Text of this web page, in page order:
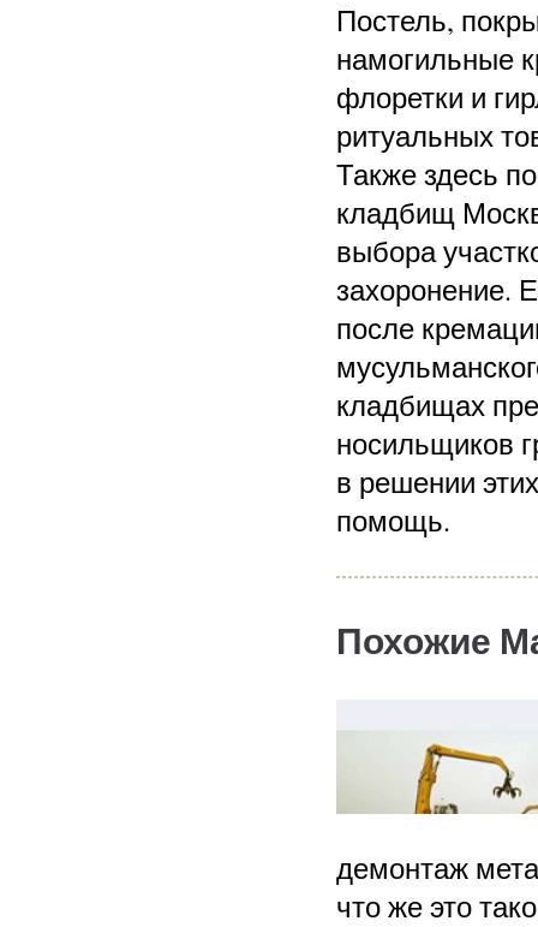
Постель,
намогильные
флоретки и
ритуальных
Также здесь
кладбищ
выбора
захоронение.
после
кладбищах
носильщиков
в решении
помощь.
Похожие
демонтаж
что же это